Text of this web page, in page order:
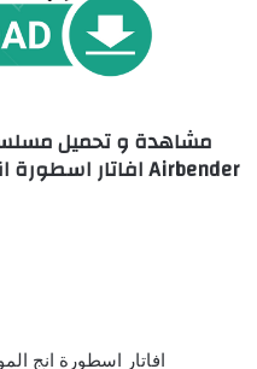
افاتار اسطورة انج الموسم